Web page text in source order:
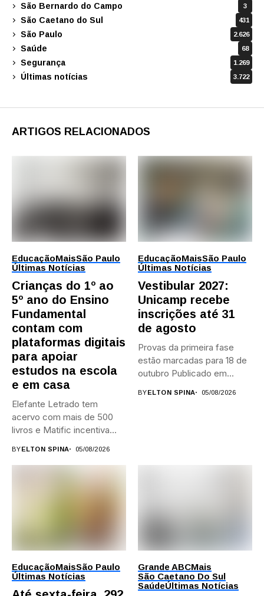
São Bernardo do Campo 3
São Caetano do Sul 431
São Paulo 2.626
Saúde 68
Segurança 1.269
Últimas notícias 3.722
ARTIGOS RELACIONADOS
EducaçãoMaisSão Paulo
Últimas Notícias
Crianças do 1º ao
5º ano do Ensino
Fundamental
contam com
plataformas digitais
para apoiar
estudos na escola
e em casa
Elefante Letrado tem
acervo com mais de 500
livros e Matific incentiva...
BYELTON SPINA 05/08/2026
EducaçãoMaisSão Paulo
Últimas Notícias
Vestibular 2027:
Unicamp recebe
inscrições até 31
de agosto
Provas da primeira fase
estão marcadas para 18 de
outubro Publicado em...
BYELTON SPINA 05/08/2026
EducaçãoMaisSão Paulo
Últimas Notícias
Grande ABCMais
São Caetano Do Sul
SaúdeÚltimas Notícias